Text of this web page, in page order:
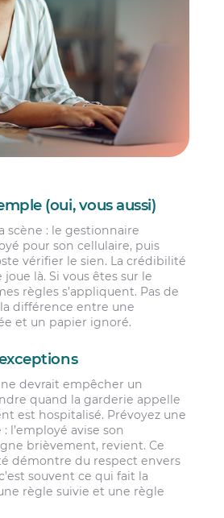
(oui, vous aussi)
scène : le gestionnaire
pour son cellulaire, puis
vérifier le sien. La crédibilité
là. Si vous êtes sur le
règles s’appliquent. Pas de
la différence entre une
et un papier ignoré.
devrait empêcher un
quand la garderie appelle
est hospitalisé. Prévoyez une
l’employé avise son
brièvement, revient. Ce
démontre du respect envers
souvent ce qui fait la
règle suivie et une règle